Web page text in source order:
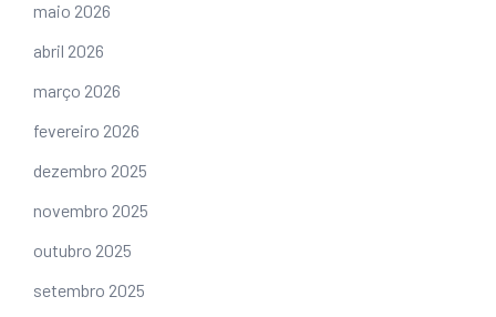
maio 2026
abril 2026
março 2026
fevereiro 2026
dezembro 2025
novembro 2025
outubro 2025
setembro 2025